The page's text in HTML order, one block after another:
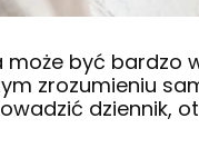
może być
zrozumieniu
dziennik,